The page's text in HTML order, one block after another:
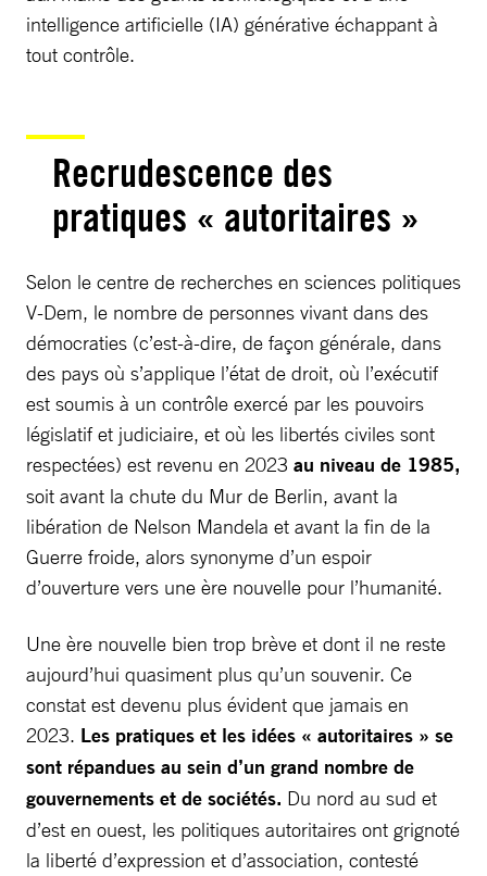
intelligence artificielle (IA) générative échappant à
tout contrôle.
Recrudescence des
pratiques « autoritaires »
Selon le centre de recherches en sciences politiques
V-Dem, le nombre de personnes vivant dans des
démocraties (c’est-à-dire, de façon générale, dans
des pays où s’applique l’état de droit, où l’exécutif
est soumis à un contrôle exercé par les pouvoirs
législatif et judiciaire, et où les libertés civiles sont
respectées) est revenu en 2023 au niveau de 1985,
soit avant la chute du Mur de Berlin, avant la
libération de Nelson Mandela et avant la fin de la
Guerre froide, alors synonyme d’un espoir
d’ouverture vers une ère nouvelle pour l’humanité.
Une ère nouvelle bien trop brève et dont il ne reste
aujourd’hui quasiment plus qu’un souvenir. Ce
constat est devenu plus évident que jamais en
2023. Les pratiques et les idées « autoritaires » se
sont répandues au sein d’un grand nombre de
gouvernements et de sociétés. Du nord au sud et
d’est en ouest, les politiques autoritaires ont grignoté
la liberté d’expression et d’association, contesté